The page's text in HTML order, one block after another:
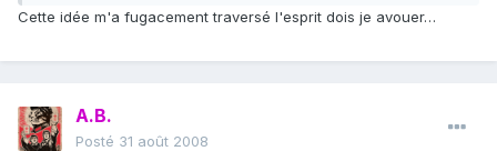
Cette idée m'a fugacement traversé l'esprit dois je avouer…
A.B.
Posté 31 août 2008